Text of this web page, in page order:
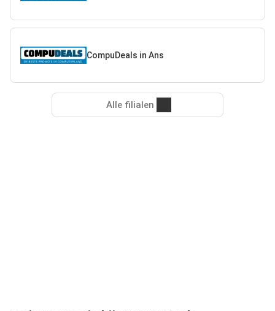
CompuDeals in Ans
Alle filialen